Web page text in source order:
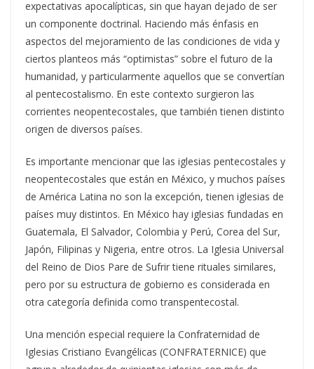
expectativas apocalípticas, sin que hayan dejado de ser
un componente doctrinal. Haciendo más énfasis en
aspectos del mejoramiento de las condiciones de vida y
ciertos planteos más “optimistas” sobre el futuro de la
humanidad, y particularmente aquellos que se convertían
al pentecostalismo. En este contexto surgieron las
corrientes neopentecostales, que también tienen distinto
origen de diversos países.
Es importante mencionar que las iglesias pentecostales y
neopentecostales que están en México, y muchos países
de América Latina no son la excepción, tienen iglesias de
países muy distintos. En México hay iglesias fundadas en
Guatemala, El Salvador, Colombia y Perú, Corea del Sur,
Japón, Filipinas y Nigeria, entre otros. La Iglesia Universal
del Reino de Dios Pare de Sufrir tiene rituales similares,
pero por su estructura de gobierno es considerada en
otra categoría definida como transpentecostal.
Una mención especial requiere la Confraternidad de
Iglesias Cristiano Evangélicas (CONFRATERNICE) que